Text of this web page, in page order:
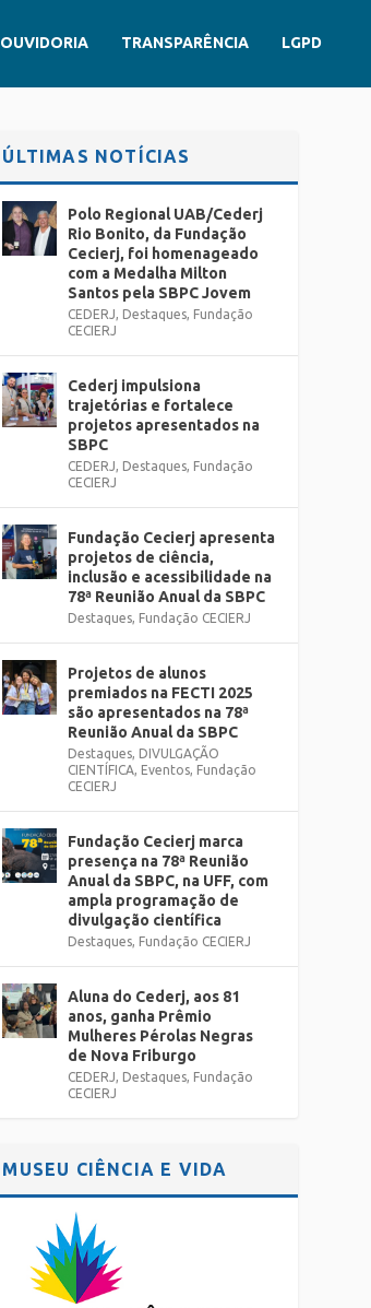
OUVIDORIA TRANSPARÊNCIA LGPD
ÚLTIMAS NOTÍCIAS
Polo Regional UAB/Cederj
Rio Bonito, da Fundação
Cecierj, foi homenageado
com a Medalha Milton
Santos pela SBPC Jovem
CEDERJ, Destaques, Fundação
CECIERJ
Cederj impulsiona
trajetórias e fortalece
projetos apresentados na
SBPC
CEDERJ, Destaques, Fundação
CECIERJ
Fundação Cecierj apresenta
projetos de ciência,
inclusão e acessibilidade na
78ª Reunião Anual da SBPC
Destaques, Fundação CECIERJ
Projetos de alunos
premiados na FECTI 2025
são apresentados na 78ª
Reunião Anual da SBPC
Destaques, DIVULGAÇÃO
CIENTÍFICA, Eventos, Fundação
CECIERJ
Fundação Cecierj marca
presença na 78ª Reunião
Anual da SBPC, na UFF, com
ampla programação de
divulgação científica
Destaques, Fundação CECIERJ
Aluna do Cederj, aos 81
anos, ganha Prêmio
Mulheres Pérolas Negras
de Nova Friburgo
CEDERJ, Destaques, Fundação
CECIERJ
MUSEU CIÊNCIA E VIDA